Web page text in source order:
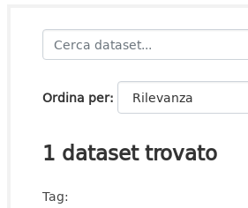
Ordina per
1 dataset trovato
Tag: